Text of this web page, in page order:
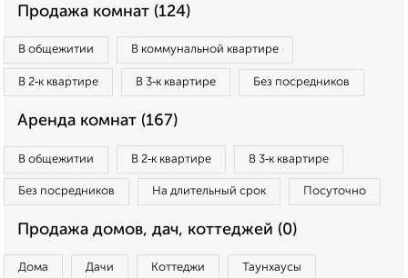
Продажа комнат (124)
В общежитии В коммунальной квартире
В 2‑к квартире В 3‑к квартире Без посредников
Аренда комнат (167)
В общежитии В 2‑к квартире В 3‑к квартире
Без посредников На длительный срок Посуточно
Продажа домов, дач, коттеджей (0)
Дома Дачи Коттеджи Таунхаусы